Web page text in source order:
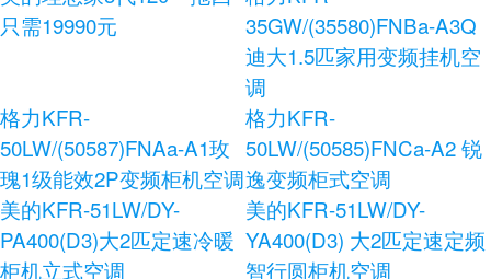
只需19990元
35GW/(35580)FNBa-A3Q
迪大1.5匹家用变频挂机空
调
格力KFR-
50LW/(50587)FNAa-A1玫
瑰1级能效2P变频柜机空调
格力KFR-
50LW/(50585)FNCa-A2 锐
逸变频柜式空调
美的KFR-51LW/DY-
PA400(D3)大2匹定速冷暖
柜机立式空调
美的KFR-51LW/DY-
YA400(D3) 大2匹定速定频
智行圆柜机空调